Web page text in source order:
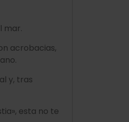
mar.
acrobacias,
y, tras
esta no te